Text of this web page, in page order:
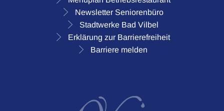
Newsletter Seniorenbüro
Stadtwerke Bad Vilbel
Erklärung zur Barrierefreiheit
Barriere melden